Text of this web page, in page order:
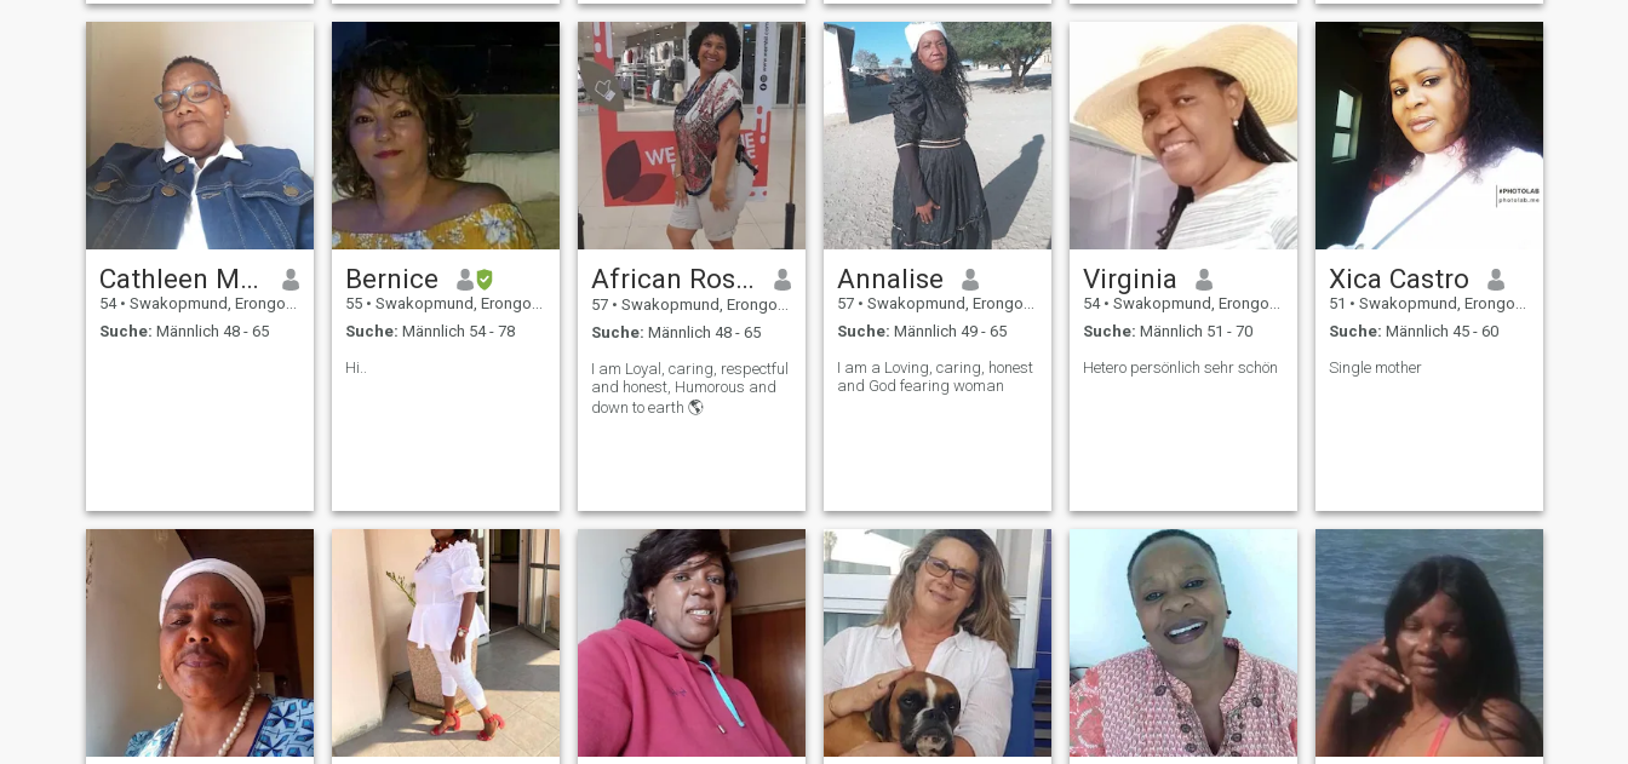
Cathleen Martins
54 • Swakopmund, Erongo, Namibia
Suche: Männlich 48 - 65
Bernice
55 • Swakopmund, Erongo, Namibia
Suche: Männlich 54 - 78
Hi..
African Rose ♥️
57 • Swakopmund, Erongo, Namibia
Suche: Männlich 48 - 65
I am Loyal, caring, respectful
and honest, Humorous and
down to earth 🌎
Annalise
57 • Swakopmund, Erongo, Namibia
Suche: Männlich 49 - 65
I am a Loving, caring, honest
and God fearing woman
Virginia
54 • Swakopmund, Erongo, Namibia
Suche: Männlich 51 - 70
Hetero persönlich sehr schön
Xica Castro
51 • Swakopmund, Erongo, Namibia
Suche: Männlich 45 - 60
Single mother